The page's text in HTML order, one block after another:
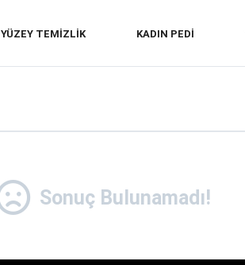
YÜZEY TEMİZLİK KADIN PEDİ
Sonuç Bulunamadı!